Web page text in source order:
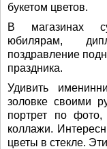
букетом цветов.
В магазинах
юбилярам,
поздравление
праздника.
Удивить
золовке своими
портрет по
коллажи.
цветы в стекле.